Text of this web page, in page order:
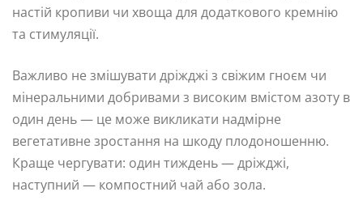
настій кропиви чи хвоща для додаткового кремнію
та стимуляції.
Важливо не змішувати дріжджі з свіжим гноєм чи
мінеральними добривами з високим вмістом азоту в
один день — це може викликати надмірне
вегетативне зростання на шкоду плодоношенню.
Краще чергувати: один тиждень — дріжджі,
наступний — компостний чай або зола.